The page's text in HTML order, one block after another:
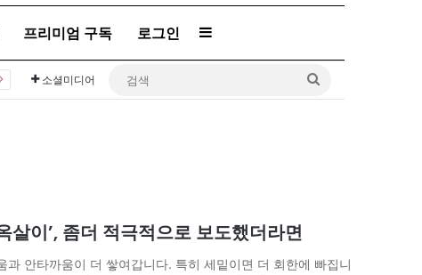
프리미엄 구독 로그인 Sidebar
소셜미디어
이’, 좀더 적극적으로 보도했더라면
안타까움이 더 쌓여갑니다. 특히 세밑이면 더 회한에 빠집니